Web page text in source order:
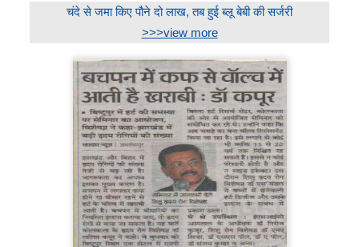
चंदे से जमा किए पौने दो लाख, तब हुई ब्लू बेबी की सर्जरी
>>>view more